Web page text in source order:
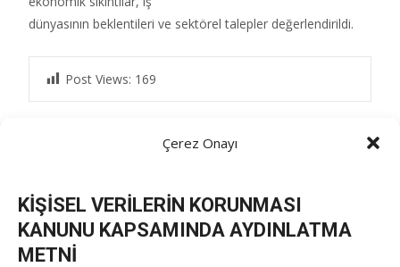
Çerez Onayı
KİŞİSEL VERİLERİN KORUNMASI
KANUNU KAPSAMINDA AYDINLATMA
METNİ
dünyasının beklentileri ve sektörel talepler değerlendirildi.
Post Views: 169
Post
navigation
çiftçilerimiz desteklenmeli
Zonguldak Valisi Hacıbektaşoğlu’nu ziyaret